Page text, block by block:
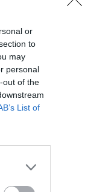
or
to
may
personal
out of the
List of
Ρίκο: Διανομή
παρατεταμένης